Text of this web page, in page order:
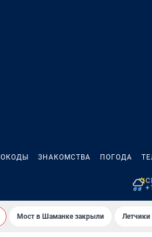
ЗНАКОМСТВА ПОГОДА
Мост в Шаманке закрыли Летчики